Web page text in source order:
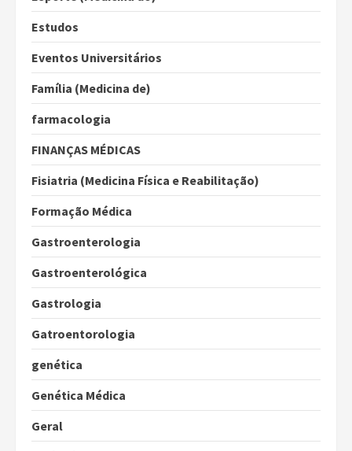
Estudos
Eventos Universitários
Família (Medicina de)
farmacologia
FINANÇAS MÉDICAS
Fisiatria (Medicina Física e Reabilitação)
Formação Médica
Gastroenterologia
Gastroenterológica
Gastrologia
Gatroentorologia
genética
Genética Médica
Geral